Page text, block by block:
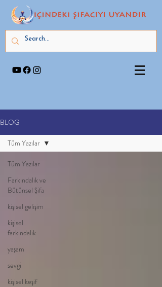
BLOG
Tüm Yazılar
Farkındalık ve
Bütünsel Şifa
kişisel gelişim
kişisel
farkındalık
yaşam
sevgi
kişisel keşif
Tüm Yazılar